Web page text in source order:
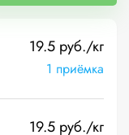
19.5 руб./кг
1 приёмка
19.5 руб./кг